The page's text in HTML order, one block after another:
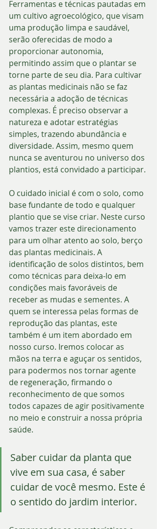
Ferramentas e técnicas pautadas em
um cultivo agroecológico, que visam
uma produção limpa e saudável,
serão oferecidas de modo a
proporcionar autonomia,
permitindo assim que o plantar se
torne parte de seu dia. Para cultivar
as plantas medicinais não se faz
necessária a adoção de técnicas
complexas. É preciso observar a
natureza e adotar estratégias
simples, trazendo abundância e
diversidade. Assim, mesmo quem
nunca se aventurou no universo dos
plantios, está convidado a participar.
O cuidado inicial é com o solo, como
base fundante de todo e qualquer
plantio que se vise criar. Neste curso
vamos trazer este direcionamento
para um olhar atento ao solo, berço
das plantas medicinais. A
identificação de solos distintos, bem
como técnicas para deixa-lo em
condições mais favoráveis de
receber as mudas e sementes. A
quem se interessa pelas formas de
reprodução das plantas, este
também é um item abordado em
nosso curso. Iremos colocar as
mãos na terra e aguçar os sentidos,
para podermos nos tornar agente
de regeneração, firmando o
reconhecimento de que somos
todos capazes de agir positivamente
no meio e construir a nossa própria
saúde.
Saber cuidar da planta que
vive em sua casa, é saber
cuidar de você mesmo. Este é
o sentido do jardim interior.